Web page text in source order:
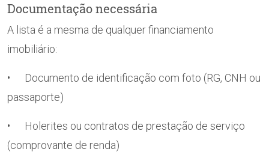
Documentação necessária
A lista é a mesma de qualquer financiamento
imobiliário:
• Documento de identificação com foto (RG, CNH ou
passaporte)
• Holerites ou contratos de prestação de serviço
(comprovante de renda)